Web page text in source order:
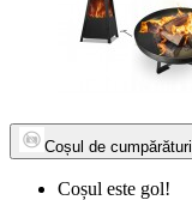
Coșul de cumpărături
Coșul este gol!